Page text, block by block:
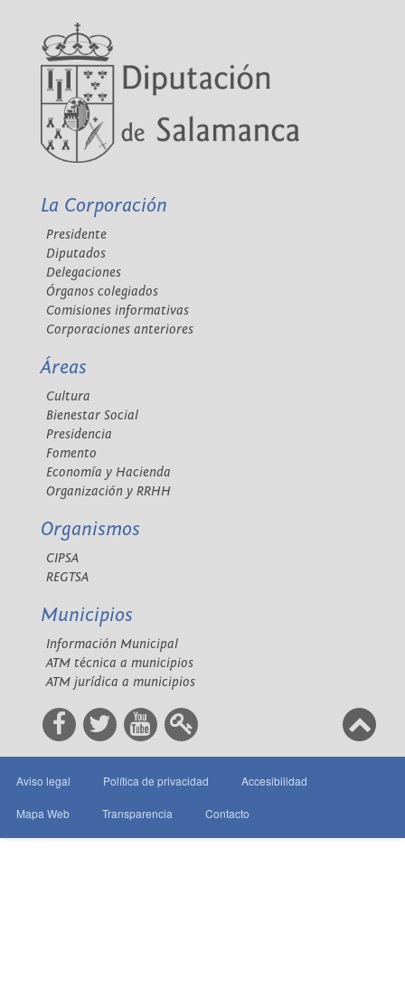
La Corporación
Presidente
Diputados
Delegaciones
Órganos colegiados
Comisiones informativas
Corporaciones anteriores
Áreas
Cultura
Bienestar Social
Presidencia
Fomento
Economía y Hacienda
Organización y RRHH
Organismos
CIPSA
REGTSA
Municipios
Información Municipal
ATM técnica a municipios
ATM jurídica a municipios
Aviso legal Política de privacidad Accesibilidad
Mapa Web Transparencia Contacto